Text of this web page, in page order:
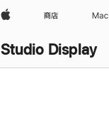
Apple 商店 Mac
Studio Display